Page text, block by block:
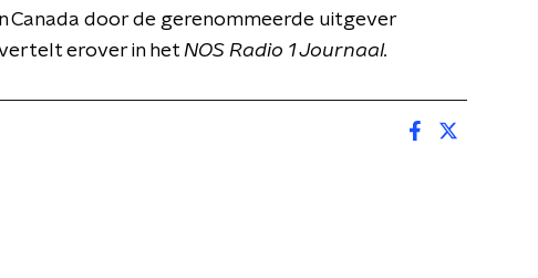
Canada door de gerenommeerde uitgever
erover in het NOS Radio 1 Journaal.